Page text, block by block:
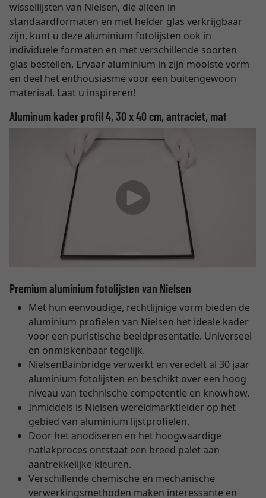
wissellijsten van Nielsen, die alleen in
standaardformaten en met helder glas verkrijgbaar
zijn, kunt u deze aluminium fotolijsten ook in
individuele formaten en met verschillende soorten
glas bestellen. Ervaar aluminium in zijn mooiste vorm
en deel het enthousiasme voor een buitengewoon
materiaal. Laat u inspireren!
Aluminum kader profil 4, 30 x 40 cm, antraciet, mat
Premium aluminium fotolijsten van Nielsen
Met hun eenvoudige, rechtlijnige vorm bieden de
aluminium profielen van Nielsen het ideale kader
voor een puristische beeldpresentatie. Universeel
en onmiskenbaar tegelijk.
NielsenBainbridge verwerkt en veredelt al 30 jaar
aluminium fotolijsten en beschikt over een hoog
niveau van technische competentie en knowhow.
Inmiddels is Nielsen wereldmarktleider op het
gebied van aluminium lijstprofielen.
Door het anodiseren en het hoogwaardige
natlakproces ontstaat een breed palet aan
aantrekkelijke kleuren.
Verschillende chemische en mechanische
verwerkingsmethoden maken interessante en